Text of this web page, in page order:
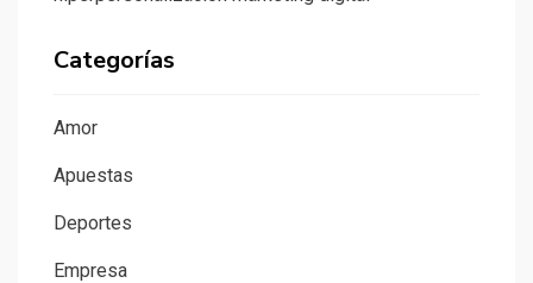
Categorías
Amor
Apuestas
Deportes
Empresa